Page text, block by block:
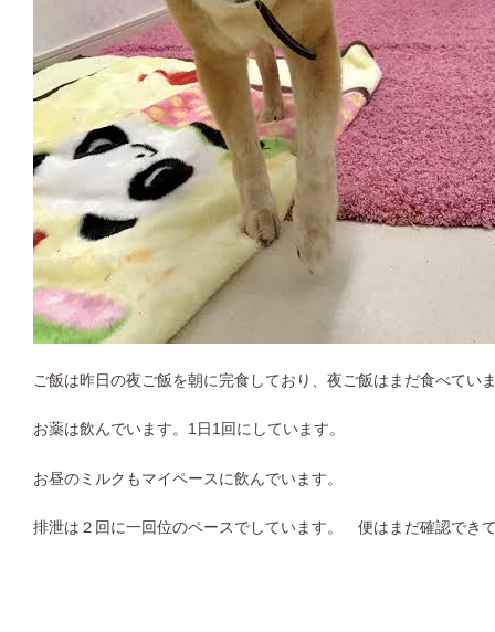
ご飯は昨日の夜ご飯を朝に完食しており、夜ご飯はまだ食べてい
お薬は飲んでいます。1日1回にしています。
お昼のミルクもマイペースに飲んでいます。
排泄は２回に一回位のペースでしています。 便はまだ確認でき